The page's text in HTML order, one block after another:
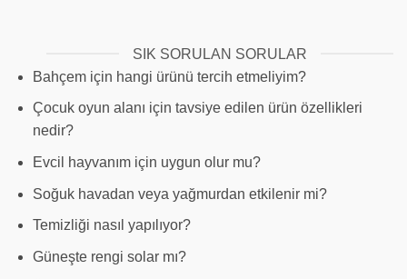
SIK SORULAN SORULAR
Bahçem için hangi ürünü tercih etmeliyim?
Çocuk oyun alanı için tavsiye edilen ürün özellikleri
nedir?
Evcil hayvanım için uygun olur mu?
Soğuk havadan veya yağmurdan etkilenir mi?
Temizliği nasıl yapılıyor?
Güneşte rengi solar mı?